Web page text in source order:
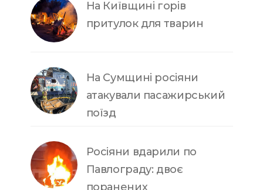
На Київщині горів
притулок для тварин
На Сумщині росіяни
атакували пасажирський
поїзд
Росіяни вдарили по
Павлограду: двоє
поранених